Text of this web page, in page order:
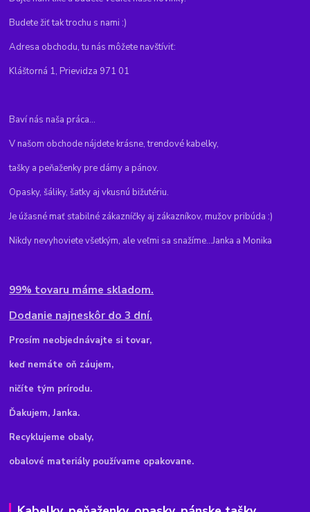
Budete žiť tak trochu s nami :)
Adresa obchodu, tu nás môžete navštíviť:
Kláštorná 1, Prievidza 971 01
Baví nás naša práca...
V našom obchode nájdete krásne, trendové kabelky,
tašky a peňaženky pre dámy a pánov.
Opasky, šáliky, šatky aj vkusnú bižutériu.
Je úžasné mať stabilné zákazníčky aj zákazníkov, mužov pribúda :)
Nikdy nevyhoviete všetkým, ale veľmi sa snažíme...Janka a Monika
99% tovaru máme skladom.
Dodanie najneskôr do 3 dní.
Prosím neobjednávajte si tovar,
keď nemáte oň záujem,
ničíte tým prírodu.
Ďakujem, Janka.
Recyklujeme obaly,
obalové materiály používame opakovane.